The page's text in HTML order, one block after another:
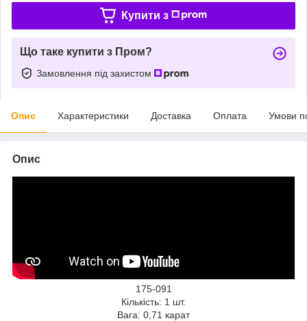
Купити з
Що таке купити з Пром?
Замовлення під захистом
Опис Характеристики Доставка Оплата Умови
Опис
175-091
Кількість: 1 шт.
Вага: 0,71 карат